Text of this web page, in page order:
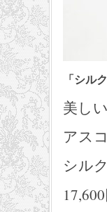
「シル
美し
アス
シル